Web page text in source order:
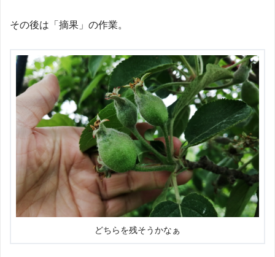
その後は「摘果」の作業。
どちらを残そうかなぁ